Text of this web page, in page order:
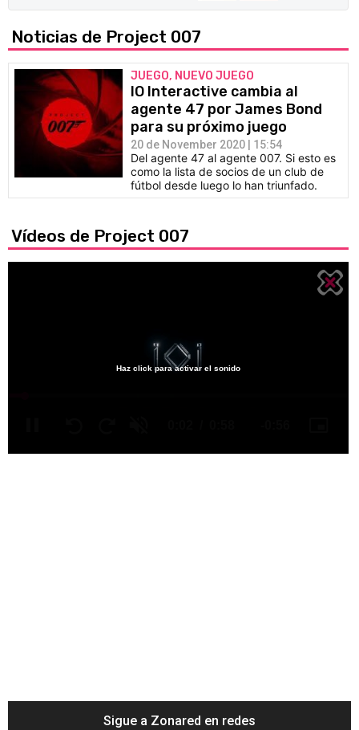
Noticias de Project 007
JUEGO, NUEVO JUEGO
IO Interactive cambia al
agente 47 por James Bond
para su próximo juego
20 de November 2020 | 15:54
Del agente 47 al agente 007. Si esto es
como la lista de socios de un club de
fútbol desde luego lo han triunfado.
Vídeos de Project 007
Haz click para activar el sonido
Sigue a Zonared en redes